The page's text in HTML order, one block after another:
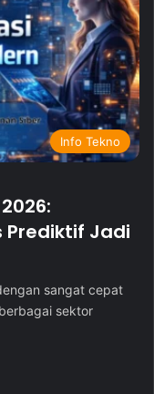
Info Tekno
Prediktif Jadi
sangat cepat
sektor